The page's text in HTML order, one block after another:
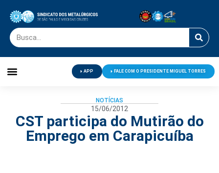
APP FALE COM O PRESIDENTE MIGUEL TORRES
NOTÍCIAS
15/06/2012
CST participa do Mutirão do
Emprego em Carapicuíba